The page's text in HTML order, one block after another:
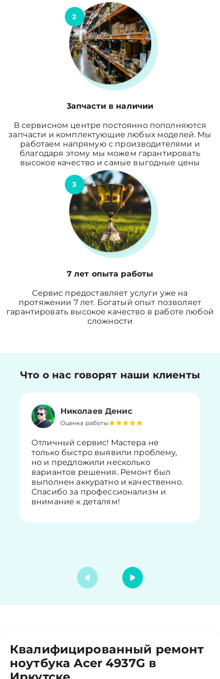
2
3апчасти в наличии
В сервисном центре постоянно пополняются
запчасти и комплектующие любых моделей. Мы
работаем напрямую с производителями и
благодаря этому мы можем гарантировать
высокое качество и самые выгодные цены
3
7 лет опыта работы
Сервис предоставляет услуги уже на
протяжении 7 лет. Богатый опыт позволяет
гарантировать высокое качество в работе любой
сложности
Что о нас говорят наши клиенты
Николаев Денис
Оценка работы
Отличный сервис! Мастера не
только быстро выявили проблему,
но и предложили несколько
вариантов решения. Ремонт был
выполнен аккуратно и качественно.
Спасибо за профессионализм и
внимание к деталям!
Квалифицированный ремонт
ноутбука Acer 4937G в